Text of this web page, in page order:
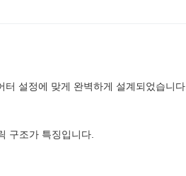
설정에 맞게 완벽하게 설계되었습니다.
구조가 특징입니다.